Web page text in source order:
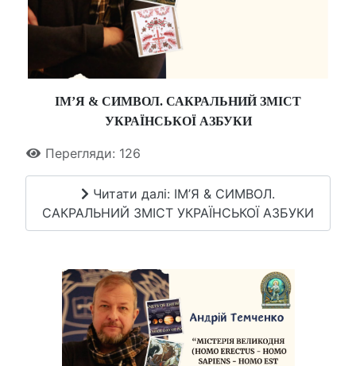
ІМ’Я & СИМВОЛ. САКРАЛЬНИЙ ЗМІСТ
УКРАЇНСЬКОЇ АЗБУКИ
Перегляди: 126
Читати далі: ІМ’Я & СИМВОЛ.
САКРАЛЬНИЙ ЗМІСТ УКРАЇНСЬКОЇ АЗБУКИ